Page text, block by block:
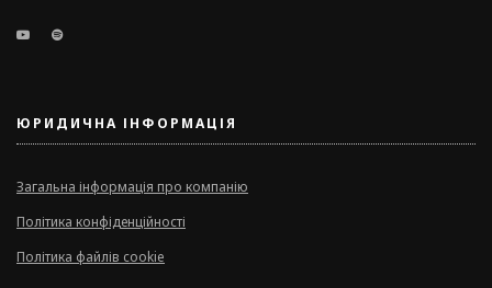
ЮРИДИЧНА ІНФОРМАЦІЯ
Загальна інформація про компанію
Політика конфіденційності
Політика файлів cookie